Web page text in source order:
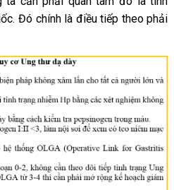
Đó chính là điều tiếp theo phải